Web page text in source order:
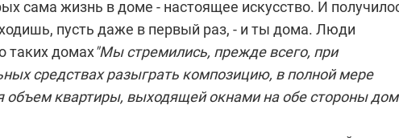
сама жизнь в доме - настоящее искусство. И
пусть даже в первый раз, - и ты дома. Люди
таких домах"Мы стремились, прежде всего, при
средствах разыграть композицию, в полной мере
объем квартиры, выходящей окнами на обе стороны